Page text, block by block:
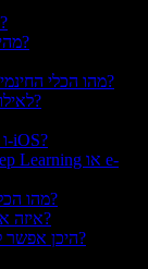
מהו הכלי הכי מציאותי לטקסט לדיבור?
מהי אפליקציית הטקסט לדיבור הכי טובה?
מהו הכלי החינמי הכי טוב להמרת טקסט לדיבור ברשת?
לאילו אפליקציות יש קולות אנושיים במיוחד?
מהו הקורא המומלץ ביותר ל-Android ו-iOS?
מהו הכלי בעל הדיבור הכי טבעי לשימוש אישי?
איזה אפליקציות כוללות קולות של מפורסמים?
היכן אפשר למצוא מדריכים לטקסט לדיבור ברשת?